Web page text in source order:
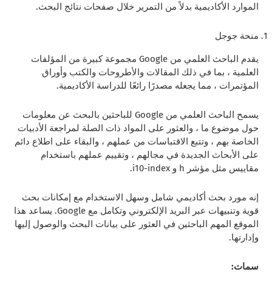
الموارد الأكاديمية بدلاً من التمرير خلال صفحات نتائج البحث.
منحة جوجل
يقدم الباحث العلمي من Google مجموعة كبيرة من المؤلفات
العلمية ، بما في ذلك المقالات والأطروحات والكتب وأوراق
المؤتمرات ، مما يجعله مصدرًا رائعًا للدراسة الأكاديمية.
يسمح الباحث العلمي من Google للباحثين بالبحث عن معلومات
حول موضوع ما ، والعثور على المواد ذات الصلة لمراجعة الأدبيات
الخاصة بهم ، وتتبع الاقتباسات من عملهم ، والبقاء على اطلاع دائم
على الأبحاث الجديدة في مجالهم ، وتقييم عملهم باستخدام
مقاييس مثل مؤشر h و i10-index.
إنه مورد بحث أكاديمي شامل وسهل الاستخدام مع إمكانات بحث
قوية وتنبيهات عبر البريد الإلكتروني وتكامل مع Google. يساعد هذا
الموقع المهم الباحثين في العثور على بيانات البحث والوصول إليها
وإدارتها.
سمات: